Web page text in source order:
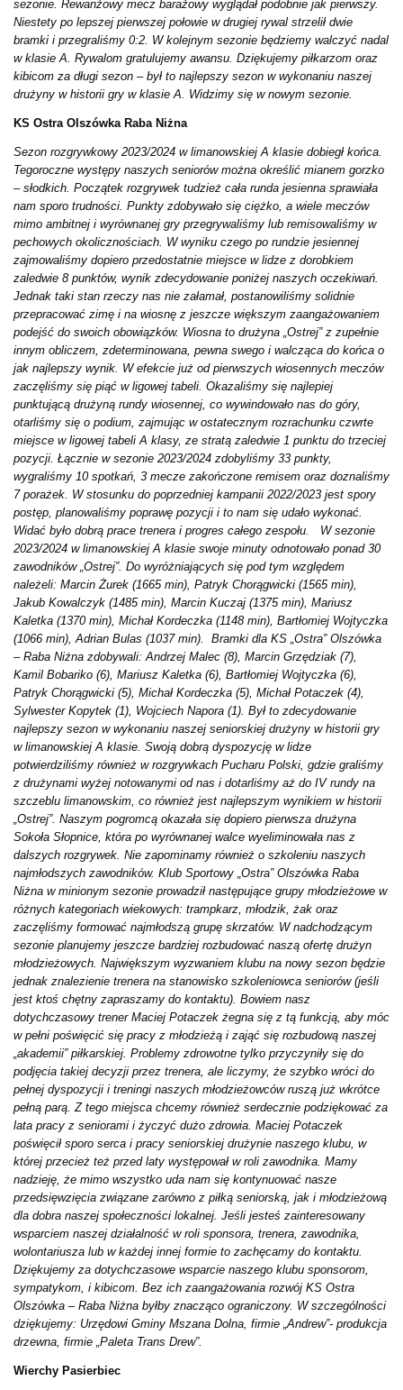
sezonie. Rewanżowy mecz barażowy wyglądał podobnie jak pierwszy.
Niestety po lepszej pierwszej połowie w drugiej rywal strzelił dwie
bramki i przegraliśmy 0:2. W kolejnym sezonie będziemy walczyć nadal
w klasie A. Rywalom gratulujemy awansu. Dziękujemy piłkarzom oraz
kibicom za długi sezon – był to najlepszy sezon w wykonaniu naszej
drużyny w historii gry w klasie A. Widzimy się w nowym sezonie.
KS Ostra Olszówka Raba Niżna
Sezon rozgrywkowy 2023/2024 w limanowskiej A klasie dobiegł końca.
Tegoroczne występy naszych seniorów można określić mianem gorzko
– słodkich. Początek rozgrywek tudzież cała runda jesienna sprawiała
nam sporo trudności. Punkty zdobywało się ciężko, a wiele meczów
mimo ambitnej i wyrównanej gry przegrywaliśmy lub remisowaliśmy w
pechowych okolicznościach. W wyniku czego po rundzie jesiennej
zajmowaliśmy dopiero przedostatnie miejsce w lidze z dorobkiem
zaledwie 8 punktów, wynik zdecydowanie poniżej naszych oczekiwań.
Jednak taki stan rzeczy nas nie załamał, postanowiliśmy solidnie
przepracować zimę i na wiosnę z jeszcze większym zaangażowaniem
podejść do swoich obowiązków. Wiosna to drużyna „Ostrej” z zupełnie
innym obliczem, zdeterminowana, pewna swego i walcząca do końca o
jak najlepszy wynik. W efekcie już od pierwszych wiosennych meczów
zaczęliśmy się piąć w ligowej tabeli. Okazaliśmy się najlepiej
punktującą drużyną rundy wiosennej, co wywindowało nas do góry,
otarliśmy się o podium, zajmując w ostatecznym rozrachunku czwrte
miejsce w ligowej tabeli A klasy, ze stratą zaledwie 1 punktu do trzeciej
pozycji. Łącznie w sezonie 2023/2024 zdobyliśmy 33 punkty,
wygraliśmy 10 spotkań, 3 mecze zakończone remisem oraz doznaliśmy
7 porażek. W stosunku do poprzedniej kampanii 2022/2023 jest spory
postęp, planowaliśmy poprawę pozycji i to nam się udało wykonać.
Widać było dobrą prace trenera i progres całego zespołu. W sezonie
2023/2024 w limanowskiej A klasie swoje minuty odnotowało ponad 30
zawodników „Ostrej”. Do wyróżniających się pod tym względem
należeli: Marcin Żurek (1665 min), Patryk Chorągwicki (1565 min),
Jakub Kowalczyk (1485 min), Marcin Kuczaj (1375 min), Mariusz
Kaletka (1370 min), Michał Kordeczka (1148 min), Bartłomiej Wojtyczka
(1066 min), Adrian Bulas (1037 min). Bramki dla KS „Ostra” Olszówka
– Raba Niżna zdobywali: Andrzej Malec (8), Marcin Grzędziak (7),
Kamil Bobariko (6), Mariusz Kaletka (6), Bartłomiej Wojtyczka (6),
Patryk Chorągwicki (5), Michał Kordeczka (5), Michał Potaczek (4),
Sylwester Kopytek (1), Wojciech Napora (1). Był to zdecydowanie
najlepszy sezon w wykonaniu naszej seniorskiej drużyny w historii gry
w limanowskiej A klasie. Swoją dobrą dyspozycję w lidze
potwierdziliśmy również w rozgrywkach Pucharu Polski, gdzie graliśmy
z drużynami wyżej notowanymi od nas i dotarliśmy aż do IV rundy na
szczeblu limanowskim, co również jest najlepszym wynikiem w historii
„Ostrej”. Naszym pogromcą okazała się dopiero pierwsza drużyna
Sokoła Słopnice, która po wyrównanej walce wyeliminowała nas z
dalszych rozgrywek. Nie zapominamy również o szkoleniu naszych
najmłodszych zawodników. Klub Sportowy „Ostra” Olszówka Raba
Niżna w minionym sezonie prowadził następujące grupy młodzieżowe w
różnych kategoriach wiekowych: trampkarz, młodzik, żak oraz
zaczęliśmy formować najmłodszą grupę skrzatów. W nadchodzącym
sezonie planujemy jeszcze bardziej rozbudować naszą ofertę drużyn
młodzieżowych. Największym wyzwaniem klubu na nowy sezon będzie
jednak znalezienie trenera na stanowisko szkoleniowca seniorów (jeśli
jest ktoś chętny zapraszamy do kontaktu). Bowiem nasz
dotychczasowy trener Maciej Potaczek żegna się z tą funkcją, aby móc
w pełni poświęcić się pracy z młodzieżą i zająć się rozbudową naszej
„akademii” piłkarskiej. Problemy zdrowotne tylko przyczyniły się do
podjęcia takiej decyzji przez trenera, ale liczymy, że szybko wróci do
pełnej dyspozycji i treningi naszych młodzieżowców ruszą już wkrótce
pełną parą. Z tego miejsca chcemy również serdecznie podziękować za
lata pracy z seniorami i życzyć dużo zdrowia. Maciej Potaczek
poświęcił sporo serca i pracy seniorskiej drużynie naszego klubu, w
której przecież też przed laty występował w roli zawodnika. Mamy
nadzieję, że mimo wszystko uda nam się kontynuować nasze
przedsięwzięcia związane zarówno z piłką seniorską, jak i młodzieżową
dla dobra naszej społeczności lokalnej. Jeśli jesteś zainteresowany
wsparciem naszej działalność w roli sponsora, trenera, zawodnika,
wolontariusza lub w każdej innej formie to zachęcamy do kontaktu.
Dziękujemy za dotychczasowe wsparcie naszego klubu sponsorom,
sympatykom, i kibicom. Bez ich zaangażowania rozwój KS Ostra
Olszówka – Raba Niżna byłby znacząco ograniczony. W szczególności
dziękujemy: Urzędowi Gminy Mszana Dolna, firmie „Andrew”- produkcja
drzewna, firmie „Paleta Trans Drew”.
Wierchy Pasierbiec